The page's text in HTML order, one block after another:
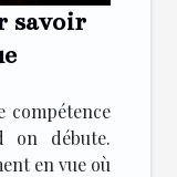
savoir
compétence
on débute.
en vue où